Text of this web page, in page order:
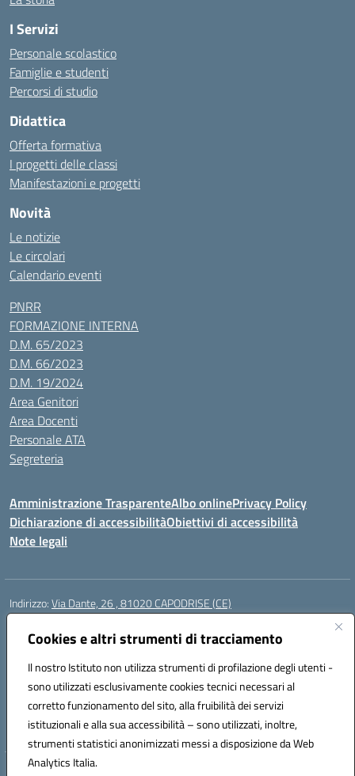
Cookies e altri strumenti di tracciamento
Il nostro Istituto non utilizza strumenti di profilazione degli utenti -
sono utilizzati esclusivamente cookies tecnici necessari al
corretto funzionamento del sito, alla fruibilità dei servizi
istituzionali e alla sua accessibilità – sono utilizzati, inoltre,
strumenti statistici anonimizzati messi a disposizione da Web
Analytics Italia.
I Servizi
Personale scolastico
Famiglie e studenti
Percorsi di studio
Didattica
Offerta formativa
I progetti delle classi
Manifestazioni e progetti
Novità
Le notizie
Le circolari
Calendario eventi
PNRR
FORMAZIONE INTERNA
D.M. 65/2023
D.M. 66/2023
D.M. 19/2024
Area Genitori
Area Docenti
Personale ATA
Segreteria
Amministrazione TrasparenteAlbo onlinePrivacy Policy
Dichiarazione di accessibilitàObiettivi di accessibilità
Note legali
Indirizzo:Via Dante, 26 , 81020 CAPODRISE (CE)
Centralino:
Posta elettronica certificata (PEC):CEIC83000V@pec.istruzione.it
Codice fiscale: 80103200616
Codice meccanografico:CEIC83000V
Codice Indice delle Pubbliche Amministrazioni (IPA): istsc_ceic83000v
Codice unico di fatturazione (CUF): UFO76N